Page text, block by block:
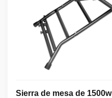
Sierra de mesa de 1500w